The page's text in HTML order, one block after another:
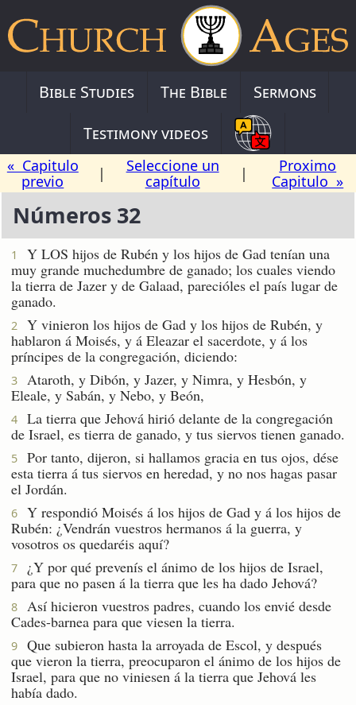
Bible Studies The Bible
Sermons
Testimony videos
« Capitulo
previo
|
Seleccione un
capítulo
|
Proximo
Capitulo »
Números 32
1
Y LOS hijos de Rubén y los hijos de Gad tenían una
muy grande muchedumbre de ganado; los cuales viendo
la tierra de Jazer y de Galaad, parecióles el país lugar de
ganado.
2
Y vinieron los hijos de Gad y los hijos de Rubén, y
hablaron á Moisés, y á Eleazar el sacerdote, y á los
príncipes de la congregación, diciendo:
3
Ataroth, y Dibón, y Jazer, y Nimra, y Hesbón, y
Eleale, y Sabán, y Nebo, y Beón,
4
La tierra que Jehová hirió delante de la congregación
de Israel, es tierra de ganado, y tus siervos tienen ganado.
5
Por tanto, dijeron, si hallamos gracia en tus ojos, dése
esta tierra á tus siervos en heredad, y no nos hagas pasar
el Jordán.
6
Y respondió Moisés á los hijos de Gad y á los hijos de
Rubén: ¿Vendrán vuestros hermanos á la guerra, y
vosotros os quedaréis aquí?
7
¿Y por qué prevenís el ánimo de los hijos de Israel,
para que no pasen á la tierra que les ha dado Jehová?
8
Así hicieron vuestros padres, cuando los envié desde
Cades-barnea para que viesen la tierra.
9
Que subieron hasta la arroyada de Escol, y después
que vieron la tierra, preocuparon el ánimo de los hijos de
Israel, para que no viniesen á la tierra que Jehová les
había dado.